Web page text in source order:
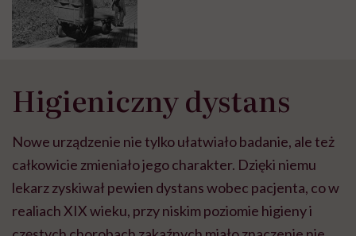
Higieniczny dystans
Nowe urządzenie nie tylko ułatwiało badanie, ale też
całkowicie zmieniało jego charakter. Dzięki niemu
lekarz zyskiwał pewien dystans wobec pacjenta, co w
realiach XIX wieku, przy niskim poziomie higieny i